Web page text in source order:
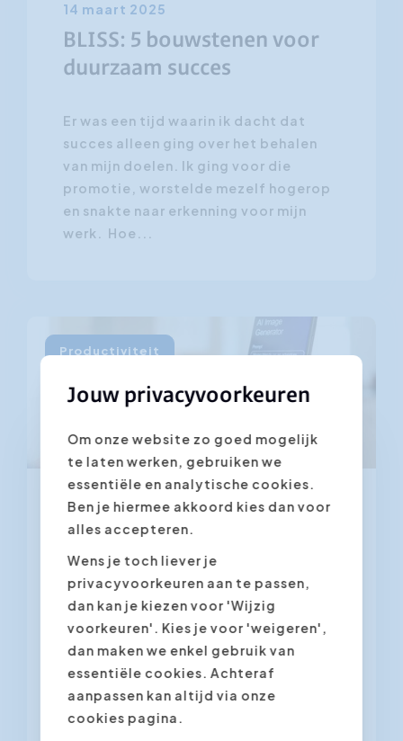
14 maart 2025
BLISS: 5 bouwstenen voor
duurzaam succes
Er was een tijd waarin ik dacht dat
succes alleen ging over het behalen
van mijn doelen. Ik ging voor die
promotie, worstelde mezelf hogerop
en snakte naar erkenning voor mijn
werk. Hoe...
Productiviteit
10 maart 2025
Wat je moet weten over AI:
5 inzichten die het verschil
maken
Wat AI allemaal kan is
verbazingwekkend. Maar je moet er
niet blindelings op vertrouwen. Door
AI-gegenereerde teksten zonder
Jouw privacyvoorkeuren
Om onze website zo goed mogelijk
te laten werken, gebruiken we
essentiële en analytische cookies.
Ben je hiermee akkoord kies dan voor
alles accepteren.
Wens je toch liever je
privacyvoorkeuren aan te passen,
dan kan je kiezen voor 'Wijzig
voorkeuren'. Kies je voor 'weigeren',
dan maken we enkel gebruik van
essentiële cookies. Achteraf
aanpassen kan altijd via onze
cookies pagina.